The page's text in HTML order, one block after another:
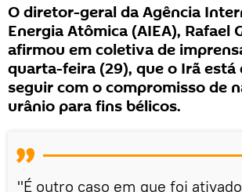
O diretor-geral da Agência
Energia Atômica (AIEA), Rafael
afirmou em coletiva de
quarta-feira (29), que o Irã está
seguir com o compromisso de
urânio para fins bélicos.
"É outro caso em que foi